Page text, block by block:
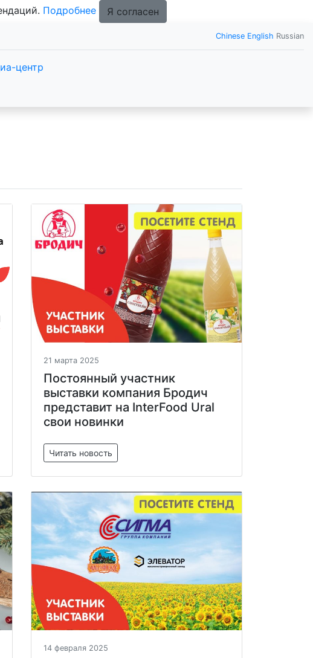
Подробнее Я согласен
Chinese English Russian
центр
21 марта 2025
Постоянный участник
выставки компания Бродич
представит на InterFood Ural
свои новинки
Читать новость
14 февраля 2025